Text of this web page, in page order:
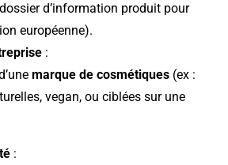
d’information produit pour
européenne).
:
marque de cosmétiques (ex :
vegan, ou ciblées sur une
: